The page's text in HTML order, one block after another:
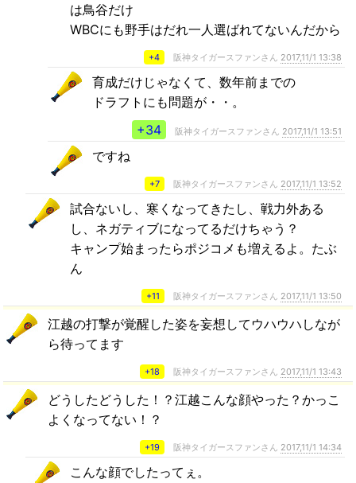
は鳥谷だけ
WBCにも野手はだれ一人選ばれてないんだから
+4 阪神タイガースファンさん 2017,11/1 13:38
育成だけじゃなくて、数年前までの
ドラフトにも問題が・・。
+34
阪神タイガースファンさん 2017,11/1 13:51
ですね
+7 阪神タイガースファンさん 2017,11/1 13:52
試合ないし、寒くなってきたし、戦力外ある
し、ネガティブになってるだけちゃう？
キャンプ始まったらポジコメも増えるよ。たぶ
ん
+11 阪神タイガースファンさん 2017,11/1 13:50
江越の打撃が覚醒した姿を妄想してウハウハしなが
ら待ってます
+18 阪神タイガースファンさん 2017,11/1 13:43
どうしたどうした！？江越こんな顔やった？かっこ
よくなってない！？
+19 阪神タイガースファンさん 2017,11/1 14:34
こんな顔でしたってぇ。